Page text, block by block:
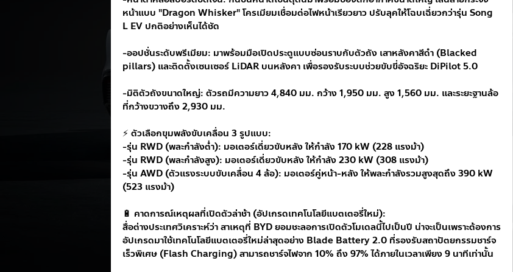
หน้าแบบ "Dragon Whisker" โครเมียมเชื่อมต่อไฟหน้าเรียวยาว ปรับลุคให้โฉบเฉี่ยวกว่ารุ่น Song
L EV ปกติอย่างเห็นได้ชัด
-ออปชั่นระดับพรีเมียม: มาพร้อมมือเปิดประตูแบบซ่อนราบกับตัวถัง เสาหลังคาสีดำ (Blacked
pillars) และติดตั้งเซนเซอร์ LiDAR บนหลังคา เพื่อรองรับระบบช่วยขับขี่อัจฉริยะ DiPilot 5.0
-มิติตัวถังขนาดใหญ่: ตัวรถมีความยาว 4,840 มม. กว้าง 1,950 มม. สูง 1,560 มม. และระยะฐานล้อ
ที่กว้างขวางถึง 2,930 มม.
⚡ ตัวเลือกขุมพลังขับเคลื่อน 3 รูปแบบ:
-รุ่น RWD (พละกำลังต่ำ): มอเตอร์เดี่ยวขับหลัง ให้กำลัง 170 kW (228 แรงม้า)
-รุ่น RWD (พละกำลังสูง): มอเตอร์เดี่ยวขับหลัง ให้กำลัง 230 kW (308 แรงม้า)
-รุ่น AWD (ตัวแรงระบบขับเคลื่อน 4 ล้อ): มอเตอร์คู่หน้า-หลัง ให้พละกำลังรวมสูงสุดถึง 390 kW
(523 แรงม้า)
🔋 คาดการณ์เหตุผลที่เปิดตัวล่าช้า (อัปเกรดเทคโนโลยีแบตเตอรี่ใหม่):
สื่อต่างประเทศวิเคราะห์ว่า สาเหตุที่ BYD ยอมชะลอการเปิดตัวโมเดลนี้ไปเป็นปี น่าจะเป็นเพราะต้องการ
อัปเกรดมาใช้เทคโนโลยีแบตเตอรี่ใหม่ล่าสุดอย่าง Blade Battery 2.0 ที่รองรับสถาปัตยกรรมชาร์จ
เร็วพิเศษ (Flash Charging) สามารถชาร์จไฟจาก 10% ถึง 97% ได้ภายในเวลาเพียง 9 นาทีเท่านั้น